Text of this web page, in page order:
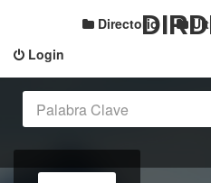
Login
Directorio